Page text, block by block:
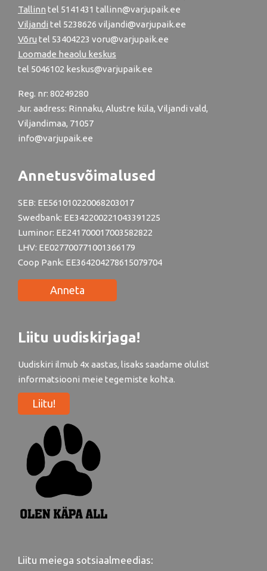
Tallinn tel 5141431 tallinn@varjupaik.ee
Viljandi tel 5238626 viljandi@varjupaik.ee
Võru tel 53404223 voru@varjupaik.ee
Loomade heaolu keskus
tel 5046102 keskus@varjupaik.ee
Reg. nr: 80249280
Jur. aadress: Rinnaku, Alustre küla, Viljandi vald,
Viljandimaa, 71057
info@varjupaik.ee
Annetusvõimalused
SEB: EE561010220068203017
Swedbank: EE342200221043391225
Luminor: EE241700017003582822
LHV: EE027700771001366179
Coop Pank: EE364204278615079704
Anneta
Liitu uudiskirjaga!
Uudiskiri ilmub 4x aastas, lisaks saadame olulist
informatsiooni meie tegemiste kohta.
Liitu!
Liitu meiega sotsiaalmeedias: